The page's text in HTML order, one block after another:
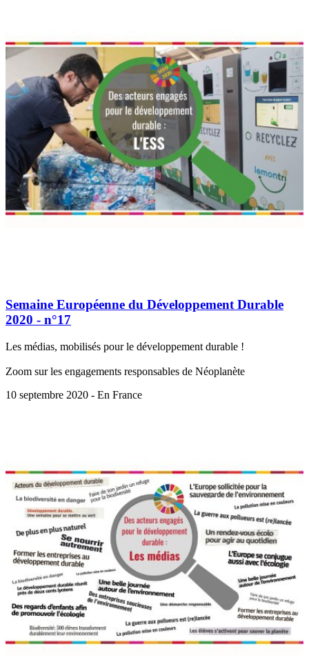
Semaine Européenne du Développement Durable
2020 - n°17
Les médias, mobilisés pour le développement durable !
Zoom sur les engagements responsables de Néoplanète
10 septembre 2020 - En France